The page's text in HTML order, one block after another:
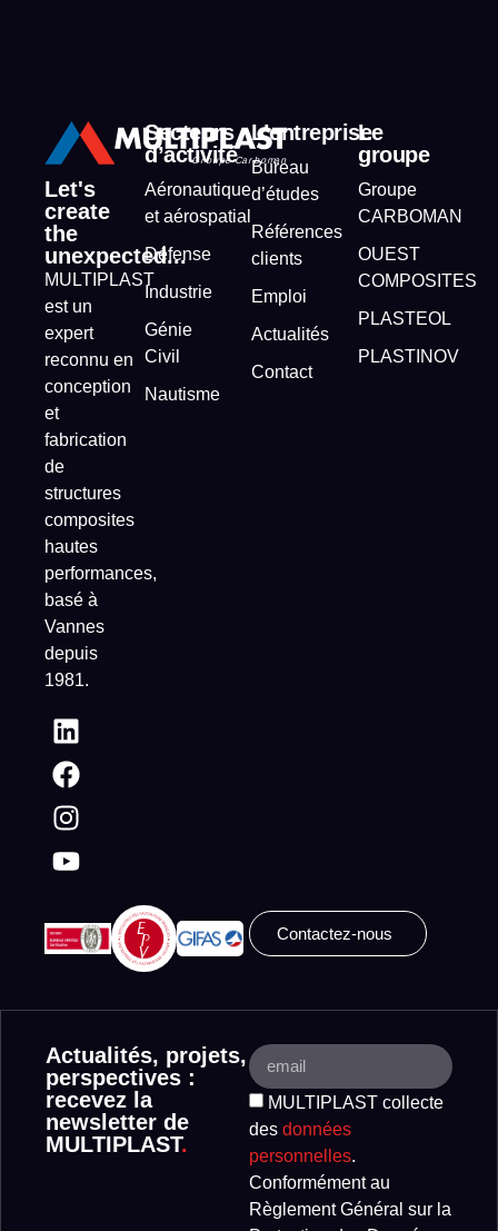
Let's
create
the
unexpected...
MULTIPLAST
est un
expert
reconnu en
conception
et
fabrication
de
structures
composites
hautes
performances,
basé à
Vannes
depuis
1981.
Secteurs
d’activité
Aéronautique
et aérospatial
Défense
Industrie
Génie
Civil
Nautisme
L’entreprise
Bureau
d’études
Références
clients
Emploi
Actualités
Contact
Le
groupe
Groupe
CARBOMAN
OUEST
COMPOSITES
PLASTEOL
PLASTINOV
Contactez-nous
Actualités, projets,
perspectives :
recevez la
newsletter de
MULTIPLAST.
MULTIPLAST collecte
des données
personnelles.
Conformément au
Règlement Général sur la